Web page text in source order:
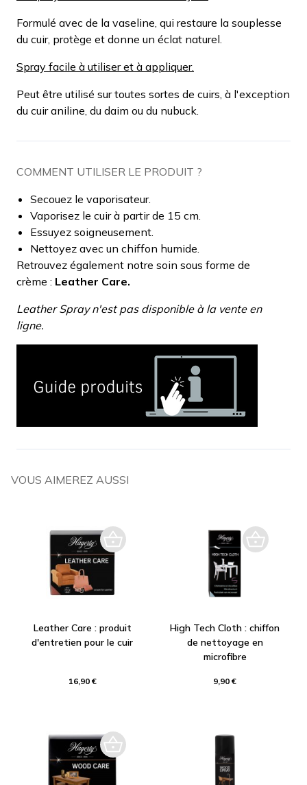
Formulé avec de la vaseline, qui restaure la souplesse
du cuir, protège et donne un éclat naturel.
Spray facile à utiliser et à appliquer.
Peut être utilisé sur toutes sortes de cuirs, à l'exception
du cuir aniline, du daim ou du nubuck.
COMMENT UTILISER LE PRODUIT ?
Secouez le vaporisateur.
Vaporisez le cuir à partir de 15 cm.
Essuyez soigneusement.
Nettoyez avec un chiffon humide.
Retrouvez également notre soin sous forme de
crème : Leather Care.
Leather Spray n'est pas disponible à la vente en
ligne.
VOUS AIMEREZ AUSSI
Leather Care : produit
d'entretien pour le cuir
16,90 €
High Tech Cloth : chiffon
de nettoyage en
microfibre
9,90 €